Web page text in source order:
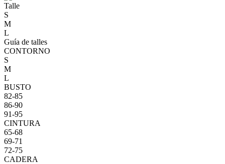
Talle
S
M
L
Guía de talles
CONTORNO
S
M
L
BUSTO
82-85
86-90
91-95
CINTURA
65-68
69-71
72-75
CADERA